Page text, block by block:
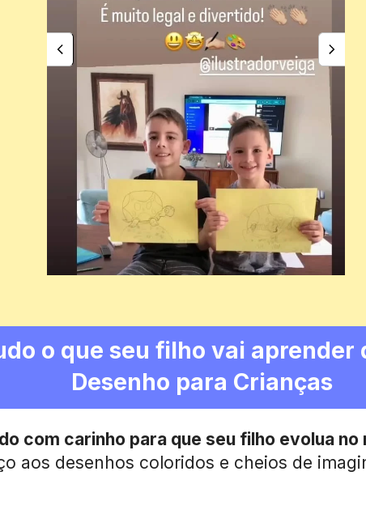
o que seu filho vai aprender
Desenho para Crianças
com carinho para que seu filho evolua
aos desenhos coloridos e cheios de